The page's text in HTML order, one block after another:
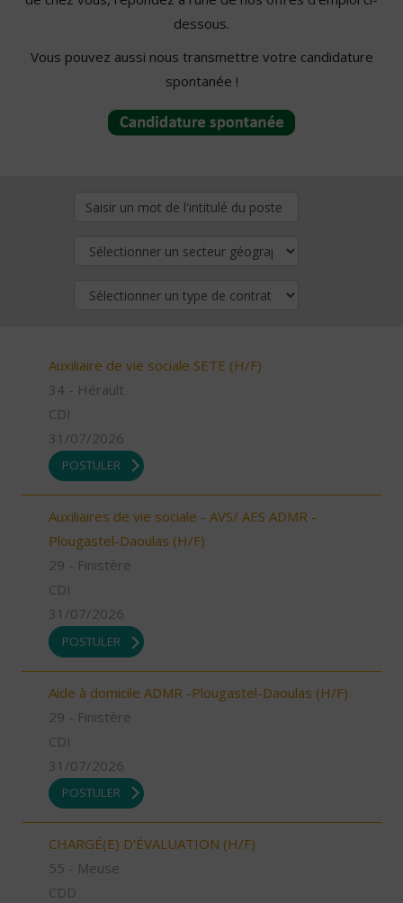
dessous.
Vous pouvez aussi nous transmettre votre candidature
spontanée !
Auxiliaire de vie sociale SETE (H/F)
34 - Hérault
CDI
31/07/2026
POSTULER
Auxiliaires de vie sociale - AVS/ AES ADMR -
Plougastel-Daoulas (H/F)
29 - Finistère
CDI
31/07/2026
POSTULER
Aide à domicile ADMR -Plougastel-Daoulas (H/F)
29 - Finistère
CDI
31/07/2026
POSTULER
CHARGÉ(E) D'ÉVALUATION (H/F)
55 - Meuse
CDD